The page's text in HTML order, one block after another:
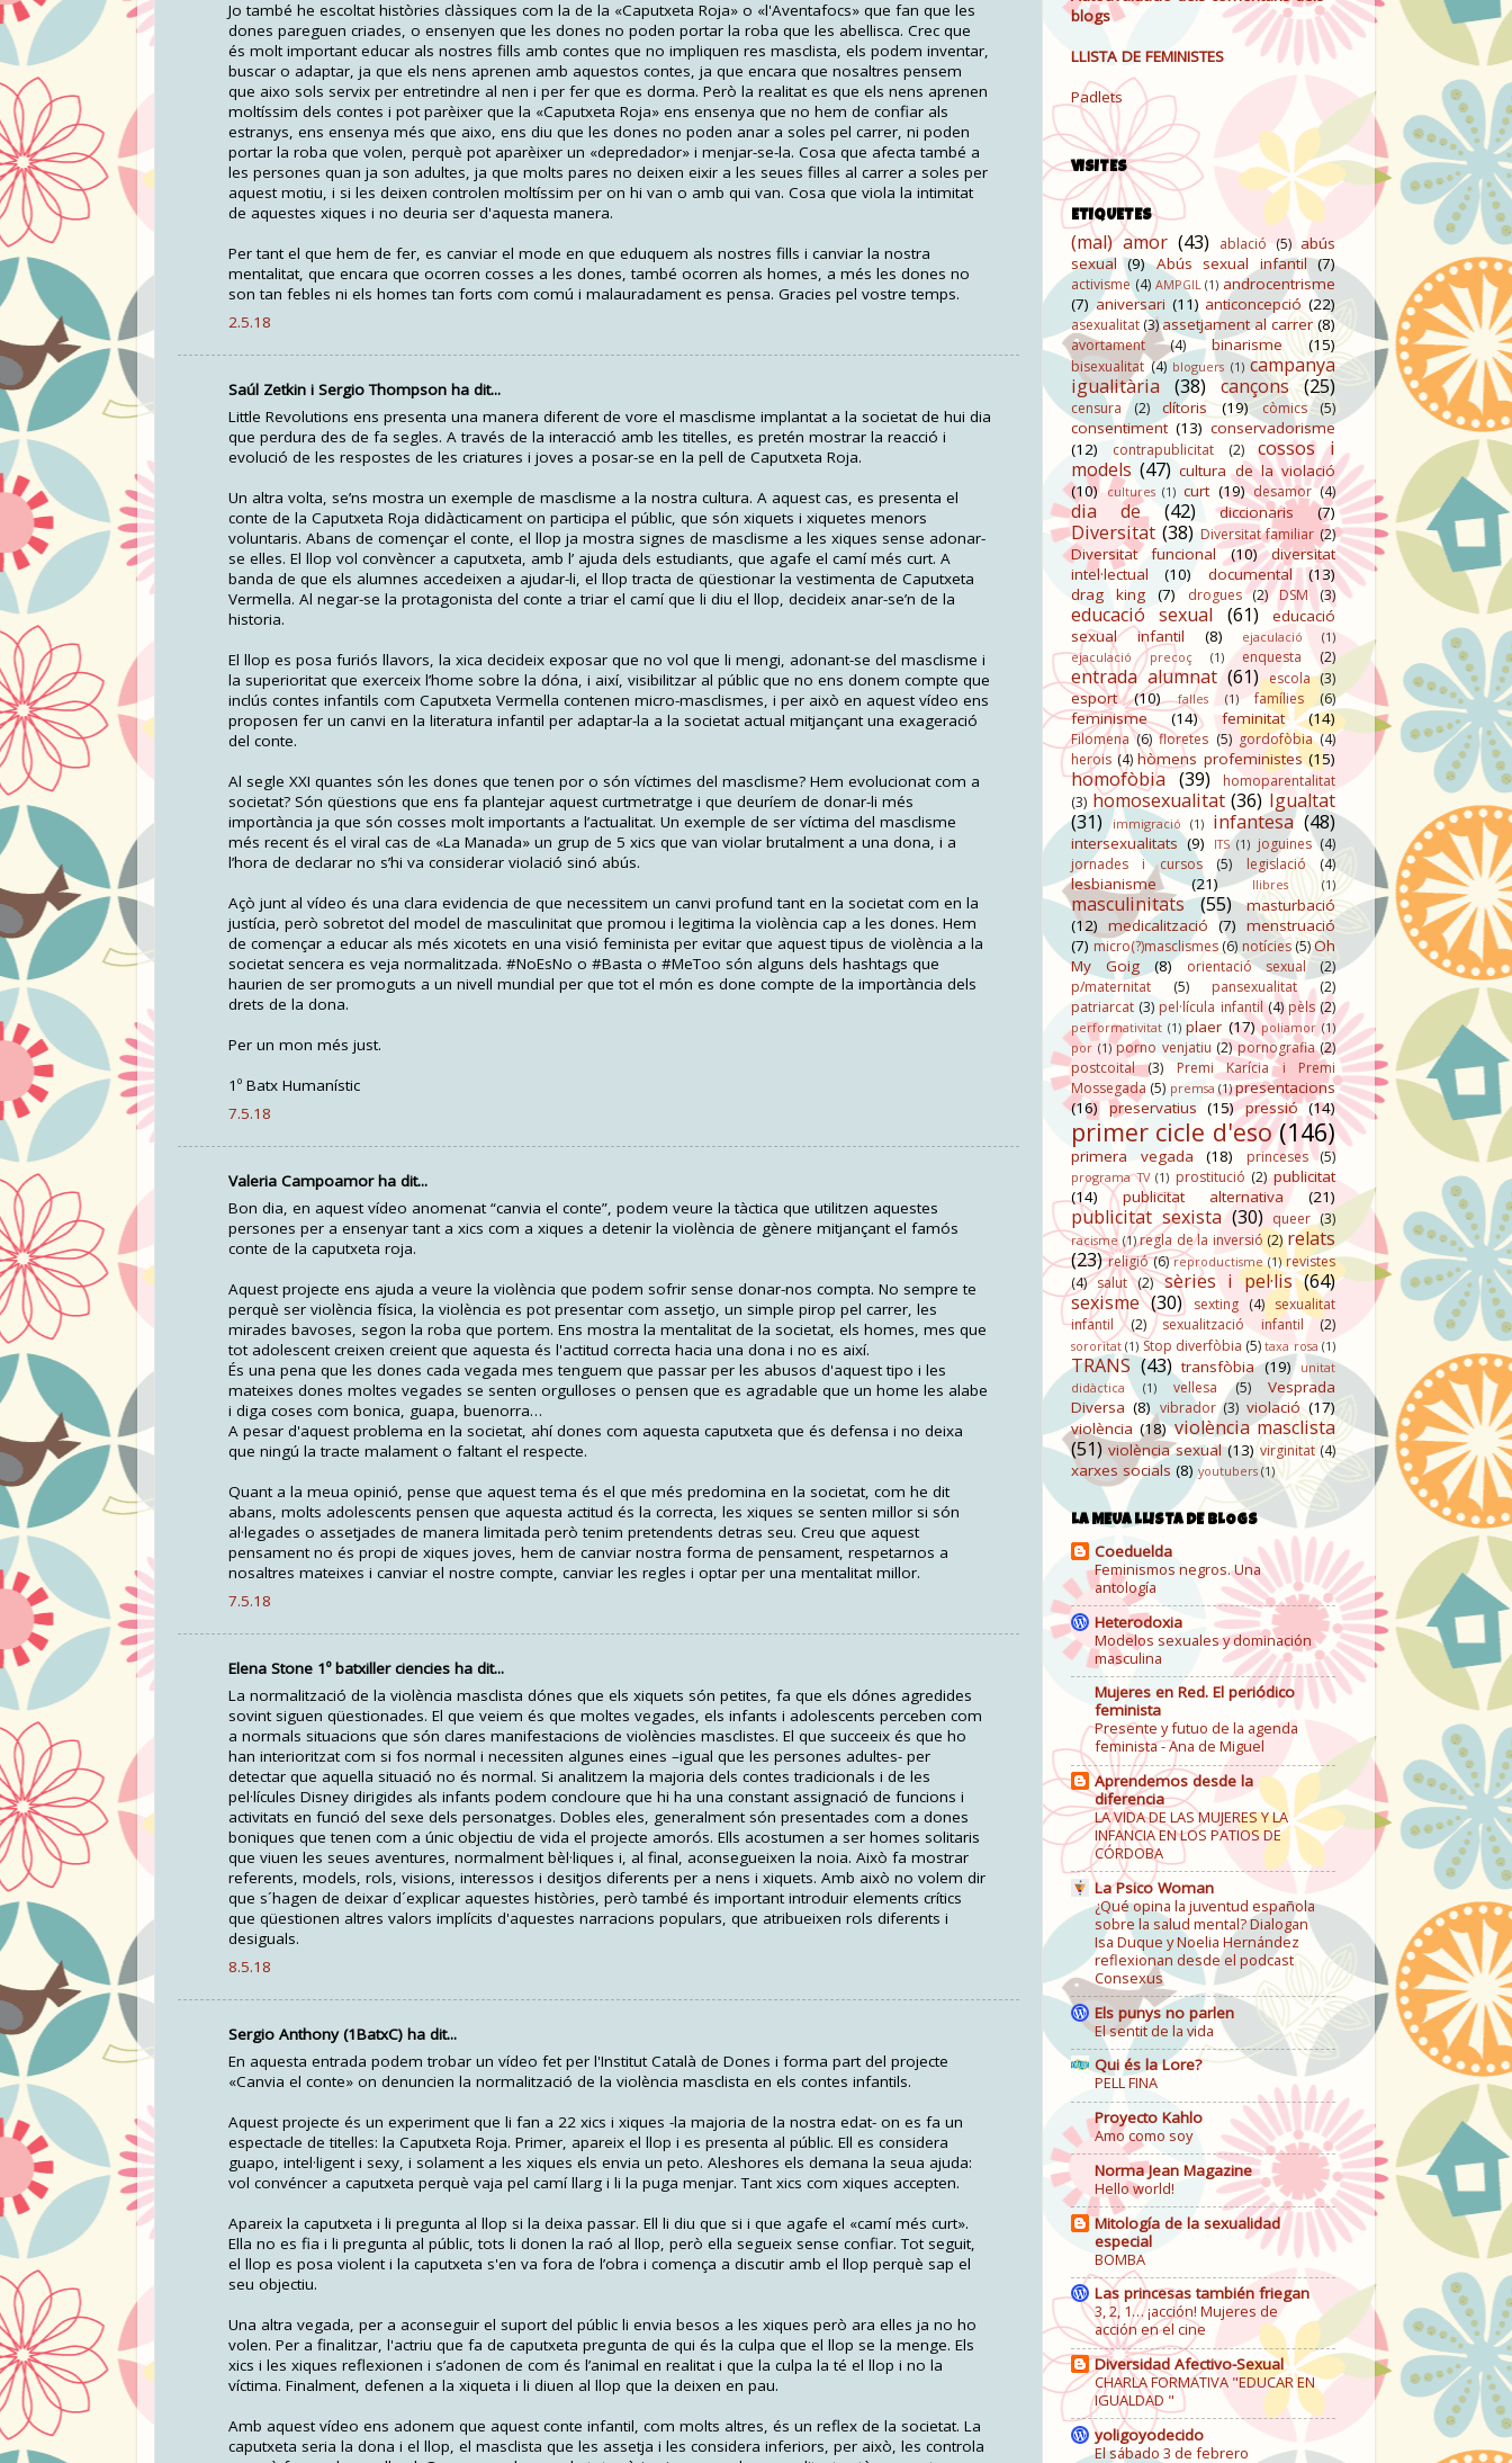
Jo també he escoltat històries clàssiques com la de la «Caputxeta Roja» o «l'Aventafocs» que fan que les
dones pareguen criades, o ensenyen que les dones no poden portar la roba que les abellisca. Crec que
és molt important educar als nostres fills amb contes que no impliquen res masclista, els podem inventar,
buscar o adaptar, ja que els nens aprenen amb aquestos contes, ja que encara que nosaltres pensem
que aixo sols servix per entretindre al nen i per fer que es dorma. Però la realitat es que els nens aprenen
moltíssim dels contes i pot parèixer que la «Caputxeta Roja» ens ensenya que no hem de confiar als
estranys, ens ensenya més que aixo, ens diu que les dones no poden anar a soles pel carrer, ni poden
portar la roba que volen, perquè pot aparèixer un «depredador» i menjar-se-la. Cosa que afecta també a
les persones quan ja son adultes, ja que molts pares no deixen eixir a les seues filles al carrer a soles per
aquest motiu, i si les deixen controlen moltíssim per on hi van o amb qui van. Cosa que viola la intimitat
de aquestes xiques i no deuria ser d'aquesta manera.
Per tant el que hem de fer, es canviar el mode en que eduquem als nostres fills i canviar la nostra
mentalitat, que encara que ocorren cosses a les dones, també ocorren als homes, a més les dones no
son tan febles ni els homes tan forts com comú i malauradament es pensa. Gracies pel vostre temps.
2.5.18
Saúl Zetkin i Sergio Thompson ha dit...
Little Revolutions ens presenta una manera diferent de vore el masclisme implantat a la societat de hui dia
que perdura des de fa segles. A través de la interacció amb les titelles, es pretén mostrar la reacció i
evolució de les respostes de les criatures i joves a posar-se en la pell de Caputxeta Roja.
Un altra volta, se’ns mostra un exemple de masclisme a la nostra cultura. A aquest cas, es presenta el
conte de la Caputxeta Roja didàcticament on participa el públic, que són xiquets i xiquetes menors
voluntaris. Abans de començar el conte, el llop ja mostra signes de masclisme a les xiques sense adonar-
se elles. El llop vol convèncer a caputxeta, amb l’ ajuda dels estudiants, que agafe el camí més curt. A
banda de que els alumnes accedeixen a ajudar-li, el llop tracta de qüestionar la vestimenta de Caputxeta
Vermella. Al negar-se la protagonista del conte a triar el camí que li diu el llop, decideix anar-se’n de la
historia.
El llop es posa furiós llavors, la xica decideix exposar que no vol que li mengi, adonant-se del masclisme i
la superioritat que exerceix l’home sobre la dóna, i així, visibilitzar al públic que no ens donem compte que
inclús contes infantils com Caputxeta Vermella contenen micro-masclismes, i per això en aquest vídeo ens
proposen fer un canvi en la literatura infantil per adaptar-la a la societat actual mitjançant una exageració
del conte.
Al segle XXI quantes són les dones que tenen por o són víctimes del masclisme? Hem evolucionat com a
societat? Són qüestions que ens fa plantejar aquest curtmetratge i que deuríem de donar-li més
importància ja que són cosses molt importants a l’actualitat. Un exemple de ser víctima del masclisme
més recent és el viral cas de «La Manada» un grup de 5 xics que van violar brutalment a una dona, i a
l’hora de declarar no s’hi va considerar violació sinó abús.
Açò junt al vídeo és una clara evidencia de que necessitem un canvi profund tant en la societat com en la
justícia, però sobretot del model de masculinitat que promou i legitima la violència cap a les dones. Hem
de començar a educar als més xicotets en una visió feminista per evitar que aquest tipus de violència a la
societat sencera es veja normalitzada. #NoEsNo o #Basta o #MeToo són alguns dels hashtags que
haurien de ser promoguts a un nivell mundial per que tot el món es done compte de la importància dels
drets de la dona.
Per un mon més just.
1º Batx Humanístic
7.5.18
Valeria Campoamor ha dit...
Bon dia, en aquest vídeo anomenat “canvia el conte”, podem veure la tàctica que utilitzen aquestes
persones per a ensenyar tant a xics com a xiques a detenir la violència de gènere mitjançant el famós
conte de la caputxeta roja.
Aquest projecte ens ajuda a veure la violència que podem sofrir sense donar-nos compta. No sempre te
perquè ser violència física, la violència es pot presentar com assetjo, un simple pirop pel carrer, les
mirades bavoses, segon la roba que portem. Ens mostra la mentalitat de la societat, els homes, mes que
tot adolescent creixen creient que aquesta és l'actitud correcta hacia una dona i no es així.
És una pena que les dones cada vegada mes tenguem que passar per les abusos d'aquest tipo i les
mateixes dones moltes vegades se senten orgulloses o pensen que es agradable que un home les alabe
i diga coses com bonica, guapa, buenorra…
A pesar d'aquest problema en la societat, ahí dones com aquesta caputxeta que és defensa i no deixa
que ningú la tracte malament o faltant el respecte.
Quant a la meua opinió, pense que aquest tema és el que més predomina en la societat, com he dit
abans, molts adolescents pensen que aquesta actitud és la correcta, les xiques se senten millor si són
al·legades o assetjades de manera limitada però tenim pretendents detras seu. Creu que aquest
pensament no és propi de xiques joves, hem de canviar nostra forma de pensament, respetarnos a
nosaltres mateixes i canviar el nostre compte, canviar les regles i optar per una mentalitat millor.
7.5.18
Elena Stone 1º batxiller ciencies ha dit...
La normalització de la violència masclista dónes que els xiquets són petites, fa que els dónes agredides
sovint siguen qüestionades. El que veiem és que moltes vegades, els infants i adolescents perceben com
a normals situacions que són clares manifestacions de violències masclistes. El que succeeix és que ho
han interioritzat com si fos normal i necessiten algunes eines –igual que les persones adultes- per
detectar que aquella situació no és normal. Si analitzem la majoria dels contes tradicionals i de les
pel·lícules Disney dirigides als infants podem concloure que hi ha una constant assignació de funcions i
activitats en funció del sexe dels personatges. Dobles eles, generalment són presentades com a dones
boniques que tenen com a únic objectiu de vida el projecte amorós. Ells acostumen a ser homes solitaris
que viuen les seues aventures, normalment bèl·liques i, al final, aconsegueixen la noia. Això fa mostrar
referents, models, rols, visions, interessos i desitjos diferents per a nens i xiquets. Amb això no volem dir
que s´hagen de deixar d´explicar aquestes històries, però també és important introduir elements crítics
que qüestionen altres valors implícits d'aquestes narracions populars, que atribueixen rols diferents i
desiguals.
8.5.18
Sergio Anthony (1BatxC) ha dit...
En aquesta entrada podem trobar un vídeo fet per l'Institut Català de Dones i forma part del projecte
«Canvia el conte» on denuncien la normalització de la violència masclista en els contes infantils.
Aquest projecte és un experiment que li fan a 22 xics i xiques -la majoria de la nostra edat- on es fa un
espectacle de titelles: la Caputxeta Roja. Primer, apareix el llop i es presenta al públic. Ell es considera
guapo, intel·ligent i sexy, i solament a les xiques els envia un peto. Aleshores els demana la seua ajuda:
vol convéncer a caputxeta perquè vaja pel camí llarg i li la puga menjar. Tant xics com xiques accepten.
Apareix la caputxeta i li pregunta al llop si la deixa passar. Ell li diu que si i que agafe el «camí més curt».
Ella no es fia i li pregunta al públic, tots li donen la raó al llop, però ella segueix sense confiar. Tot seguit,
el llop es posa violent i la caputxeta s'en va fora de l’obra i comença a discutir amb el llop perquè sap el
seu objectiu.
Una altra vegada, per a aconseguir el suport del públic li envia besos a les xiques però ara elles ja no ho
volen. Per a finalitzar, l'actriu que fa de caputxeta pregunta de qui és la culpa que el llop se la menge. Els
xics i les xiques reflexionen i s’adonen de com és l’animal en realitat i que la culpa la té el llop i no la
víctima. Finalment, defenen a la xiqueta i li diuen al llop que la deixen en pau.
Amb aquest vídeo ens adonem que aquest conte infantil, com molts altres, és un reflex de la societat. La
caputxeta seria la dona i el llop, el masclista que les assetja i les considera inferiors, per això, les controla
blogs
LLISTA DE FEMINISTES
Padlets
VISITES
ETIQUETES
(mal) amor (43) ablació (5) abús
sexual (9) Abús sexual infantil (7)
activisme (4) AMPGIL (1) androcentrisme
(7) aniversari (11) anticoncepció (22)
asexualitat (3)assetjament al carrer (8)
avortament (4) binarisme (15)
bisexualitat (4) bloguers (1) campanya
igualitària
(38) cançons (25)
censura (2) clítoris (19) còmics (5)
consentiment (13) conservadorisme
(12)
contrapublicitat (2)
cossos i
models (47) cultura de la violació
(10) cultures (1) curt (19) desamor (4)
dia de (42) diccionaris (7)
Diversitat (38) Diversitat familiar (2)
Diversitat funcional (10)
diversitat
intel·lectual
(10) documental
(13)
drag king
(7) drogues (2) DSM (3)
educació sexual (61)
educació
sexual infantil
(8) ejaculació
(1)
ejaculació precoç
(1) enquesta (2)
entrada alumnat (61) escola (3)
esport (10) falles (1) famílies (6)
feminisme (14) feminitat (14)
Filomena (6) floretes (5) gordofòbia (4)
herois (4) hòmens profeministes (15)
homofòbia (39)
homoparentalitat
(3) homosexualitat (36) Igualtat
(31)
immigració (1) infantesa (48)
intersexualitats (9) ITS (1) joguines (4)
jornades i cursos
(5) legislació (4)
lesbianisme (21) llibres (1)
masculinitats (55)
masturbació
(12) medicalització (7) menstruació
(7) micro(?)masclismes (6) notícies(5)Oh
My Goig
(8) orientació sexual
(2)
p/maternitat
(5) pansexualitat
(2)
patriarcat (3) pel·lícula infantil (4) pèls (2)
performativitat (1) plaer (17) poliamor (1)
por (1) porno venjatiu (2) pornografia (2)
postcoital
(3)
Premi Karícia i Premi
Mossegada (5) premsa (1) presentacions
(16) preservatius (15) pressió (14)
primer cicle d'eso (146)
primera vegada (18) princeses (5)
programa TV (1) prostitució (2) publicitat
(14)
publicitat alternativa (21)
publicitat sexista (30) queer (3)
racisme (1) regla de la inversió (2) relats
(23) religió (6) reproductisme (1) revistes
(4) salut (2) sèries i pel·lis (64)
sexisme (30) sexting (4) sexualitat
infantil
(2) sexualització infantil (2)
sororitat (1) Stop diverfòbia (5) taxa rosa (1)
TRANS (43) transfòbia (19)
unitat
didàctica
(1) vellesa (5)
Vesprada
Diversa (8) vibrador (3) violació (17)
violència (18) violència masclista
(51) violència sexual (13) virginitat (4)
xarxes socials (8) youtubers (1)
LA MEUA LLISTA DE BLOGS
Coeduelda
Feminismos negros. Una
antología
Heterodoxia
Modelos sexuales y dominación
masculina
Mujeres en Red. El periódico
feminista
Presente y futuo de la agenda
feminista - Ana de Miguel
Aprendemos desde la
diferencia
LA VIDA DE LAS MUJERES Y LA
INFANCIA EN LOS PATIOS DE
CÓRDOBA
La Psico Woman
¿Qué opina la juventud española
sobre la salud mental? Dialogan
Isa Duque y Noelia Hernández
reflexionan desde el podcast
Consexus
Els punys no parlen
El sentit de la vida
Qui és la Lore?
PELL FINA
Proyecto Kahlo
Amo como soy
Norma Jean Magazine
Hello world!
Mitología de la sexualidad
especial
BOMBA
Las princesas también friegan
3, 2, 1… ¡acción! Mujeres de
acción en el cine
Diversidad Afectivo-Sexual
CHARLA FORMATIVA "EDUCAR EN
IGUALDAD "
yoligoyodecido
El sábado 3 de febrero